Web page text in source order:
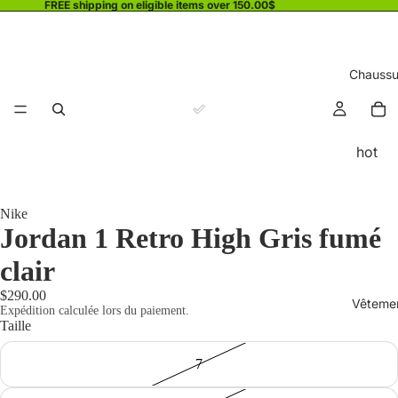
FREE shipping on eligible items over 150.00$
hot
Nike
Jordan 1 Retro High Gris fumé
clair
$290.00
Expédition calculée lors du paiement.
Taille
7